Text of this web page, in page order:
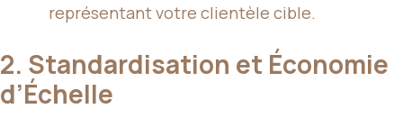
représentant votre clientèle cible.
2. Standardisation et Économie
d’Échelle